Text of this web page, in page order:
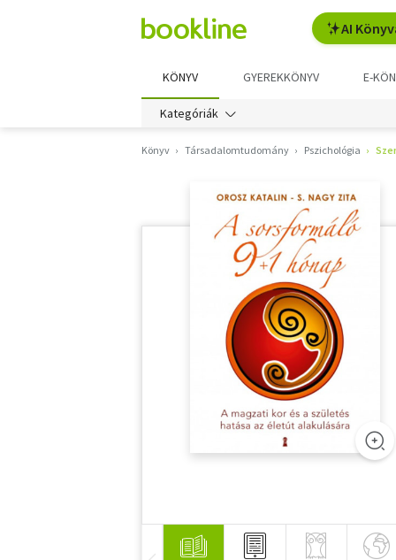
AI
KÖNYV GYEREKKÖNYV E-
Kategóriák
Könyv Társadalomtudomány Pszichológia